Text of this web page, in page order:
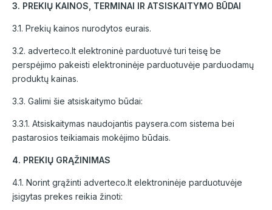
3. PREKIŲ KAINOS, TERMINAI IR ATSISKAITYMO BŪDAI
3.1. Prekių kainos nurodytos eurais.
3.2. adverteco.lt elektroninė parduotuvė turi teisę be
perspėjimo pakeisti elektroninėje parduotuvėje parduodamų
produktų kainas.
3.3. Galimi šie atsiskaitymo būdai:
3.3.1. Atsiskaitymas naudojantis paysera.com sistema bei
pastarosios teikiamais mokėjimo būdais.
4. PREKIŲ GRĄŽINIMAS
4.1. Norint grąžinti adverteco.lt elektroninėje parduotuvėje
įsigytas prekes reikia žinoti: